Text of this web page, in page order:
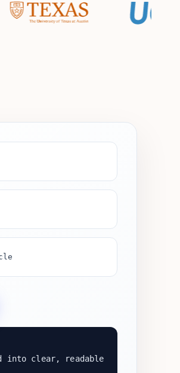
into clear, readable